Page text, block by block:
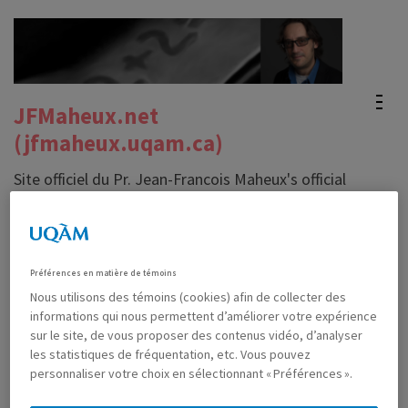
Entrée)
JFMaheux.net
(jfmaheux.uqam.ca)
Site officiel du Pr. Jean-Francois Maheux's official
EMF 2022: Algorithmique et
mathématiques empiriques
DÉCEMBRE 31ST, 2022 MAHEUX, JEAN-FRANÇOIS
Préférences en matière de témoins
Nous utilisons des témoins (cookies) afin de collecter des
informations qui nous permettent d’améliorer votre expérience
sur le site, de vous proposer des contenus vidéo, d’analyser
les statistiques de fréquentation, etc. Vous pouvez
personnaliser votre choix en sélectionnant « Préférences ».